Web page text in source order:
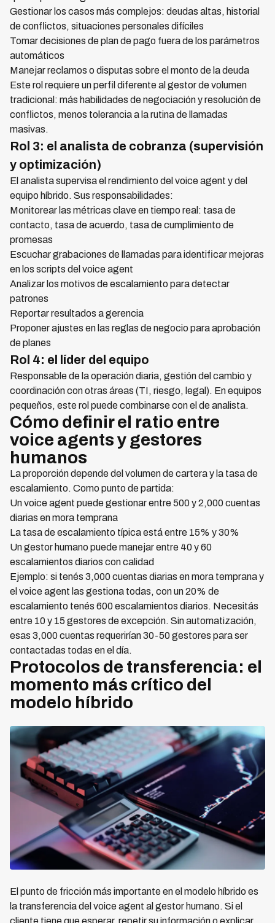
Gestionar los casos más complejos: deudas altas, historial
de conflictos, situaciones personales difíciles
Tomar decisiones de plan de pago fuera de los parámetros
automáticos
Manejar reclamos o disputas sobre el monto de la deuda
Este rol requiere un perfil diferente al gestor de volumen
tradicional: más habilidades de negociación y resolución de
conflictos, menos tolerancia a la rutina de llamadas
masivas.
Rol 3: el analista de cobranza (supervisión
y optimización)
El analista supervisa el rendimiento del voice agent y del
equipo híbrido. Sus responsabilidades:
Monitorear las métricas clave en tiempo real: tasa de
contacto, tasa de acuerdo, tasa de cumplimiento de
promesas
Escuchar grabaciones de llamadas para identificar mejoras
en los scripts del voice agent
Analizar los motivos de escalamiento para detectar
patrones
Reportar resultados a gerencia
Proponer ajustes en las reglas de negocio para aprobación
de planes
Rol 4: el líder del equipo
Responsable de la operación diaria, gestión del cambio y
coordinación con otras áreas (TI, riesgo, legal). En equipos
pequeños, este rol puede combinarse con el de analista.
Cómo definir el ratio entre
voice agents y gestores
humanos
La proporción depende del volumen de cartera y la tasa de
escalamiento. Como punto de partida:
Un voice agent puede gestionar entre 500 y 2,000 cuentas
diarias en mora temprana
La tasa de escalamiento típica está entre 15% y 30%
Un gestor humano puede manejar entre 40 y 60
escalamientos diarios con calidad
Ejemplo: si tenés 3,000 cuentas diarias en mora temprana y
el voice agent las gestiona todas, con un 20% de
escalamiento tenés 600 escalamientos diarios. Necesitás
entre 10 y 15 gestores de excepción. Sin automatización,
esas 3,000 cuentas requerirían 30-50 gestores para ser
contactadas todas en el día.
Protocolos de transferencia: el
momento más crítico del
modelo híbrido
El punto de fricción más importante en el modelo híbrido es
la transferencia del voice agent al gestor humano. Si el